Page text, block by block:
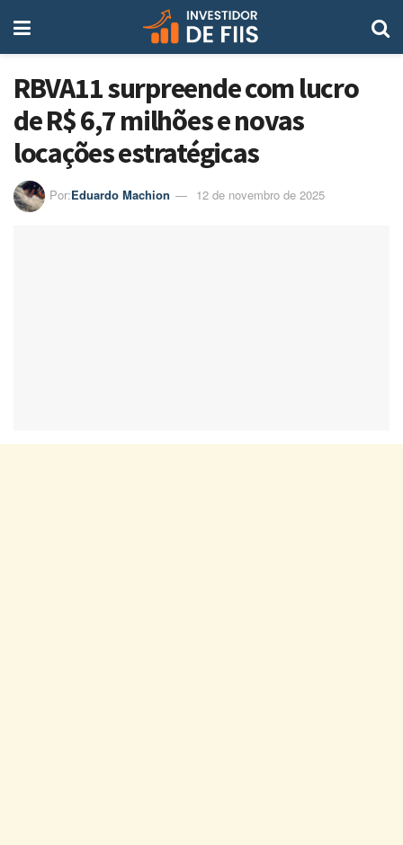
RBVA11 surpreende com lucro
de R$ 6,7 milhões e novas
locações estratégicas
Por:Eduardo Machion 12 de novembro de 2025